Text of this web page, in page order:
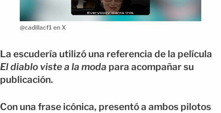
@cadillacf1 en X
La escudería utilizó una referencia de la película
El diablo viste a la moda para acompañar su
publicación.
Con una frase icónica, presentó a ambos pilotos